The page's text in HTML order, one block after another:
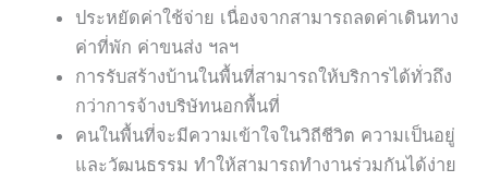
ประหยัดค่าใช้จ่าย เนื่องจากสามารถลดค่าเดินทาง
ค่าที่พัก ค่าขนส่ง ฯลฯ
การรับสร้างบ้านในพื้นที่สามารถให้บริการได้ทั่วถึง
กว่าการจ้างบริษัทนอกพื้นที่
คนในพื้นที่จะมีความเข้าใจในวิถีชีวิต ความเป็นอยู่
และวัฒนธรรม ทำให้สามารถทำงานร่วมกันได้ง่าย